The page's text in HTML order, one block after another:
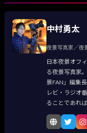
中村勇太
夜景写真家／夜
日本夜景オフ
る夜景写真家
景FAN」編集
レビ・ラジオ
ることであれ